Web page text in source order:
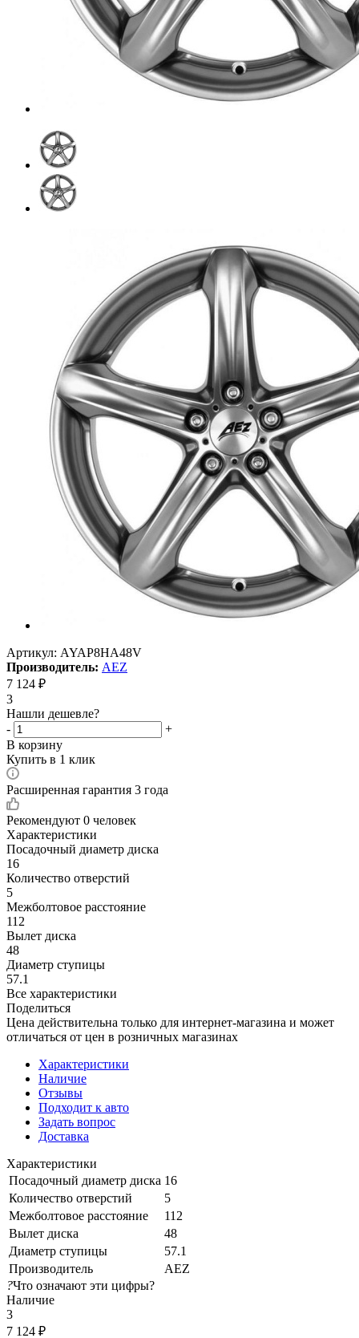
Артикул: AYAP8HA48V
Производитель: AEZ
7 124 ₽
3
Нашли дешевле?
-
+
В корзину
Купить в 1 клик
Расширенная гарантия 3 года
Рекомендуют 0 человек
Характеристики
Посадочный диаметр диска
16
Количество отверстий
5
Межболтовое расстояние
112
Вылет диска
48
Диаметр ступицы
57.1
Все характеристики
Поделиться
Цена действительна только для интернет-магазина и может
отличаться от цен в розничных магазинах
Характеристики
Наличие
Отзывы
Подходит к авто
Задать вопрос
Доставка
Характеристики
Посадочный диаметр диска 16
Количество отверстий
5
Межболтовое расстояние
112
Вылет диска
48
Диаметр ступицы
57.1
Производитель
AEZ
?Что означают эти цифры?
Наличие
3
7 124 ₽